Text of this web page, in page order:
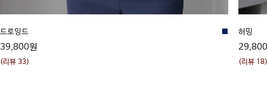
드로잉드
39,800원
(리뷰 33)
허밍
(리뷰 18)